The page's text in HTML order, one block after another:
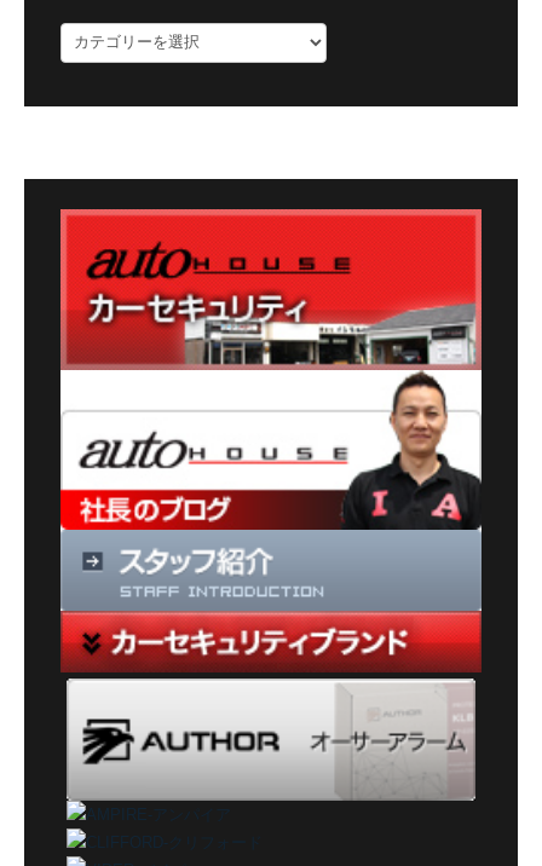
ロ
ー